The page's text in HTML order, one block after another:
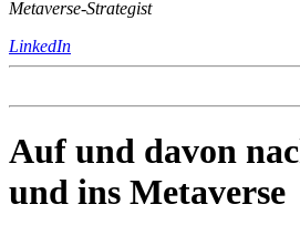
Metaverse-Strategist
LinkedIn
Auf und davon
und ins Metaverse